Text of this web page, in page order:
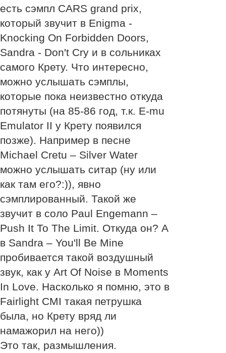
есть сэмпл CARS grand prix,
который звучит в Enigma -
Knocking On Forbidden Doors,
Sandra - Don't Cry и в сольниках
самого Крету. Что интересно,
можно услышать сэмплы,
которые пока неизвестно откуда
потянуты (на 85-86 год, т.к. E-mu
Emulator II у Крету появился
позже). Например в песне
Michael Cretu – Silver Water
можно услышать ситар (ну или
как там его?:)), явно
сэмплированный. Такой же
звучит в соло Paul Engemann –
Push It To The Limit. Откуда он? А
в Sandra – You'll Be Mine
пробивается такой воздушный
звук, как у Art Of Noise в Moments
In Love. Насколько я помню, это в
Fairlight CMI такая петрушка
была, но Крету вряд ли
намажорил на него))
Это так, размышления.